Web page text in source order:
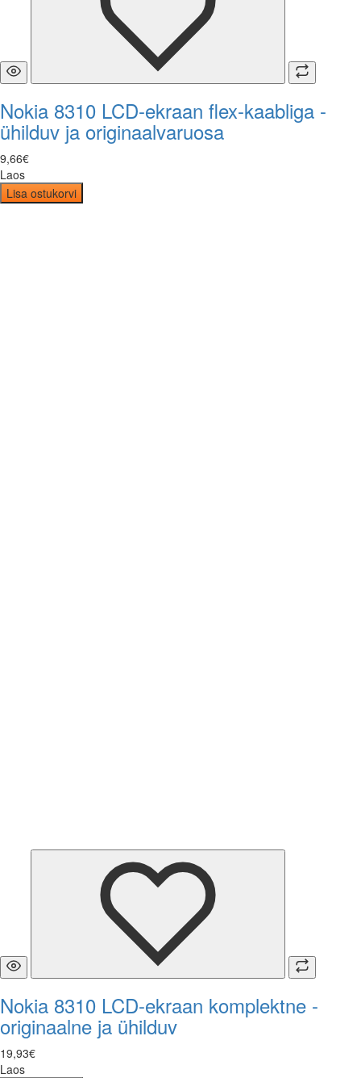
Nokia 8310 LCD-ekraan flex-kaabliga -
ühilduv ja originaalvaruosa
9,66€
Laos
Lisa ostukorvi
Nokia 8310 LCD-ekraan komplektne -
originaalne ja ühilduv
19,93€
Laos